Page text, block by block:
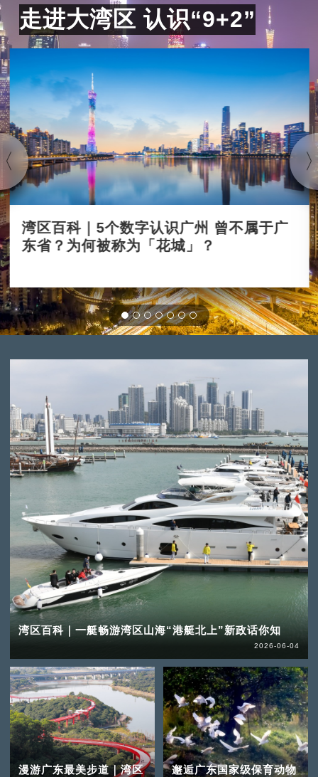
走进大湾区 认识“9+2”
湾区百科｜5个数字认识广州 曾不属于广
东省？为何被称为「花城」？
湾区百科｜一艇畅游湾区山海“港艇北上”新政话你知
2026-06-04
漫游广东最美步道｜湾区
邂逅广东国家级保育动物